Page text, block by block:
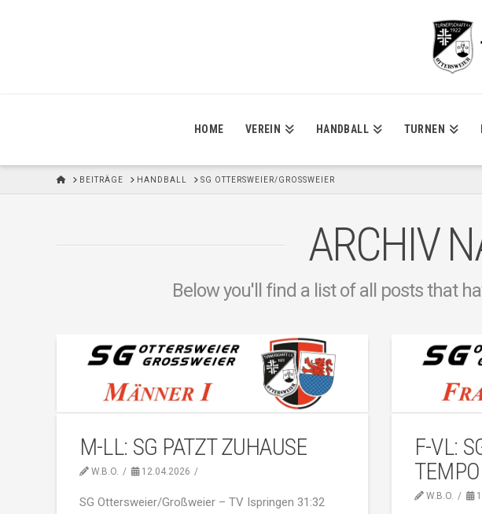
HOME VEREIN HANDBALL TURNEN
BEITRÄGE HANDBALL SG OTTERSWEIER/GROSSWEIER
ARCHIV
Below you'll find a list of all posts that
M-LL: SG PATZT ZUHAUSE
W.B.O. 12.04.2026
SG Ottersweier/Großweier – TV Ispringen 31:32
F-VL:
W.B.O.